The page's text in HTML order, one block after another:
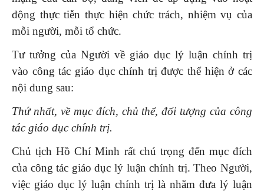
động thực tiễn thực hiện chức trách, nhiệm vụ của
mỗi người, mỗi tổ chức.
Tư tưởng của Người về giáo dục lý luận chính trị
vào công tác giáo dục chính trị được thể hiện ở các
nội dung sau:
Thứ nhất, vềmục đích, chủ thể, đối tượng của công
tác giáo dục chính trị.
Chủ tịch Hồ Chí Minh rất chú trọng đến mục đích
của công tác giáo dục lý luận chính trị. Theo Người,
việc giáo dục lý luận chính trị là nhằm đưa lý luận